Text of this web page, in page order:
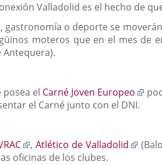
una
externa.
Valladolid es el hecho de
gastronomía o deporte se
moteros que en el mes de
Antequera).
el Carné Joven Europeo
el Carné junto con el DNI.
Enlace
a
, Atlético de Valladolid
oficinas de los clubes.